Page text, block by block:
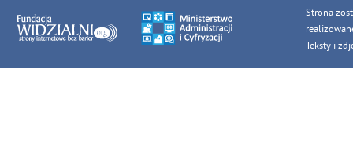
Strona
Teksty i